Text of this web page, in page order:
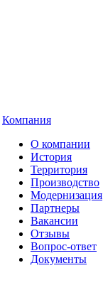
Компания
О компании
История
Территория
Производство
Модернизация
Партнеры
Вакансии
Отзывы
Вопрос-ответ
Документы